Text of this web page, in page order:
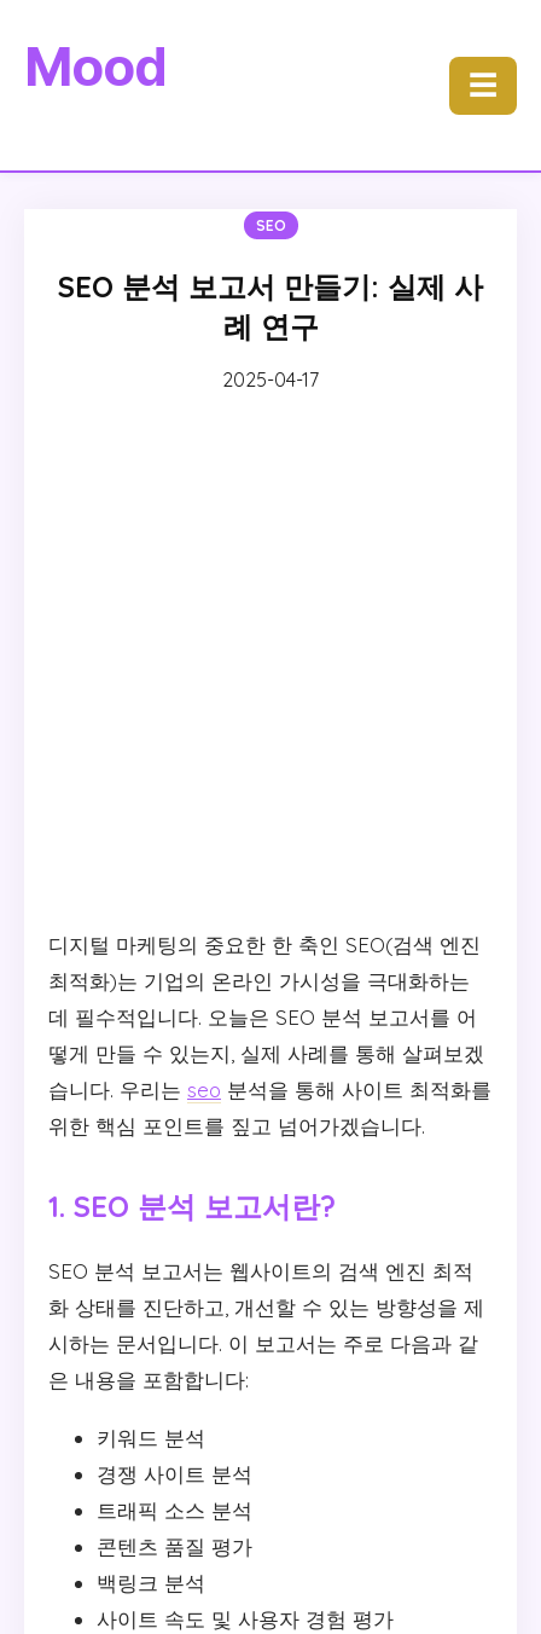
Mood ☰
SEO
SEO 분석 보고서 만들기: 실제 사
례 연구
2025-04-17
디지털 마케팅의 중요한 한 축인 SEO(검색 엔진
최적화)는 기업의 온라인 가시성을 극대화하는
데 필수적입니다. 오늘은 SEO 분석 보고서를 어
떻게 만들 수 있는지, 실제 사례를 통해 살펴보겠
습니다. 우리는 seo 분석을 통해 사이트 최적화를
위한 핵심 포인트를 짚고 넘어가겠습니다.
1. SEO 분석 보고서란?
SEO 분석 보고서는 웹사이트의 검색 엔진 최적
화 상태를 진단하고, 개선할 수 있는 방향성을 제
시하는 문서입니다. 이 보고서는 주로 다음과 같
은 내용을 포함합니다:
키워드 분석
경쟁 사이트 분석
트래픽 소스 분석
콘텐츠 품질 평가
백링크 분석
사이트 속도 및 사용자 경험 평가